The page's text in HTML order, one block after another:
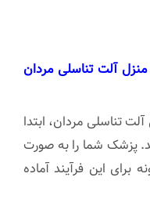
آلت تناسلی مردان
تناسلی مردان، ابتدا
پزشک شما را به صورت
برای این فرآیند آماده